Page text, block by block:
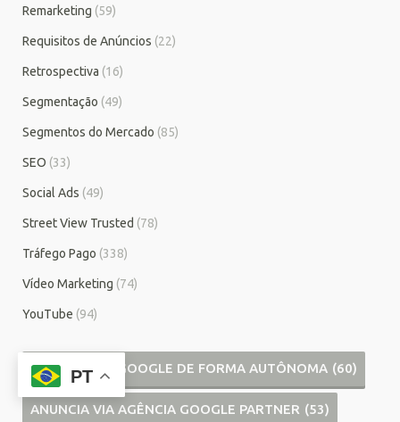
Remarketing (59)
Requisitos de Anúncios (22)
Retrospectiva (16)
Segmentação (49)
Segmentos do Mercado (85)
SEO (33)
Social Ads (49)
Street View Trusted (78)
Tráfego Pago (338)
Vídeo Marketing (74)
YouTube (94)
ANUNCIA NO GOOGLE DE FORMA AUTÔNOMA (60)
ANUNCIA VIA AGÊNCIA GOOGLE PARTNER (53)
PT